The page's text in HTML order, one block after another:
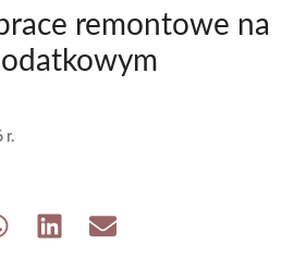
remontowe na
r.
Share Share